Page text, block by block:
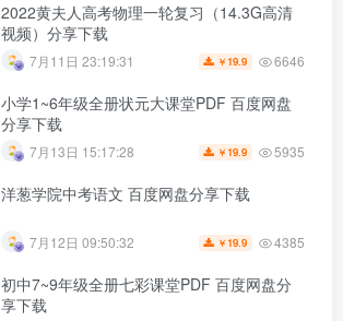
2022黄夫人高考物理一轮复习（14.3G高清
视频）分享下载
7月11日 23:19:31 ￥ 19.9 6646
小学1~6年级全册状元大课堂PDF 百度网盘
分享下载
7月13日 15:17:28 ￥ 19.9 5935
洋葱学院中考语文 百度网盘分享下载
7月12日 09:50:32 ￥ 19.9 4385
初中7~9年级全册七彩课堂PDF 百度网盘分
享下载